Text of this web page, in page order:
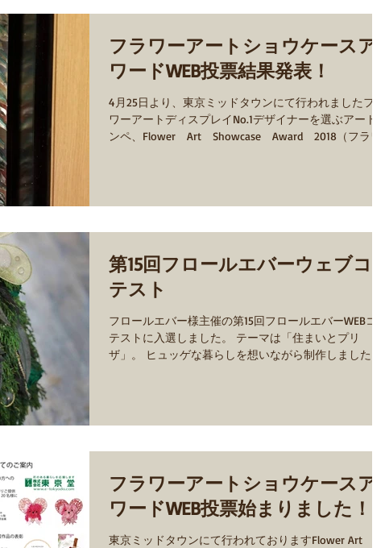
フラワーアートショウケースア
ワードWEB投票結果発表！
4月25日より、東京ミッドタウンにて行われましたフラ
ワーアートディスプレイNo.1デザイナーを選ぶアートコ
ンペ、Flower Art Showcase Award 2018（フラワ
第15回フロールエバーウェブコン
テスト
フロールエバー様主催の第15回フロールエバーWEBコン
テストに入選しました。 テーマは「住まいとプリ
ザ」。 ヒュッゲな暮らしを想いながら制作しました。
フラワーアートショウケースア
ワードWEB投票始まりました！
東京ミッドタウンにて行われておりますFlower Art